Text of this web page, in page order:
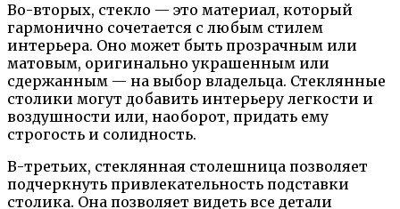
Во-вторых, стекло — это материал, который
гармонично сочетается с любым стилем
интерьера. Оно может быть прозрачным или
матовым, оригинально украшенным или
сдержанным — на выбор владельца. Стеклянные
столики могут добавить интерьеру легкости и
воздушности или, наоборот, придать ему
строгость и солидность.
В-третьих, стеклянная столешница позволяет
подчеркнуть привлекательность подставки
столика. Она позволяет видеть все детали